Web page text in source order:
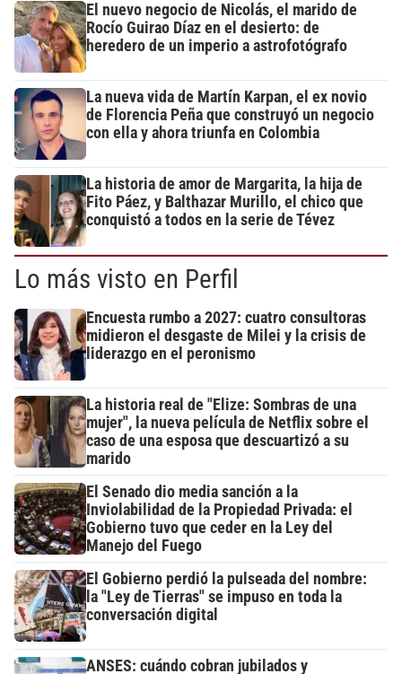
El nuevo negocio de Nicolás, el marido de
Rocío Guirao Díaz en el desierto: de
heredero de un imperio a astrofotógrafo
La nueva vida de Martín Karpan, el ex novio
de Florencia Peña que construyó un negocio
con ella y ahora triunfa en Colombia
La historia de amor de Margarita, la hija de
Fito Páez, y Balthazar Murillo, el chico que
conquistó a todos en la serie de Tévez
Lo más visto en Perfil
Encuesta rumbo a 2027: cuatro consultoras
midieron el desgaste de Milei y la crisis de
liderazgo en el peronismo
La historia real de "Elize: Sombras de una
mujer", la nueva película de Netflix sobre el
caso de una esposa que descuartizó a su
marido
El Senado dio media sanción a la
Inviolabilidad de la Propiedad Privada: el
Gobierno tuvo que ceder en la Ley del
Manejo del Fuego
El Gobierno perdió la pulseada del nombre:
la "Ley de Tierras" se impuso en toda la
conversación digital
ANSES: cuándo cobran jubilados y